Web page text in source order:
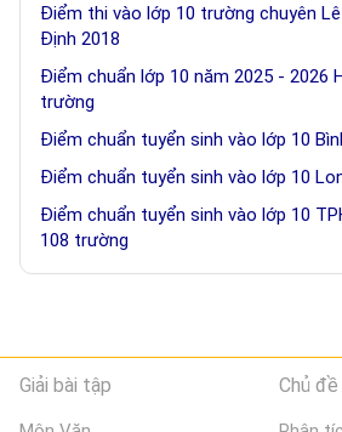
Điểm thi vào lớp 10 trường chuyên
Định 2018
Điểm chuẩn lớp 10 năm 2025 - 2026
trường
Điểm chuẩn tuyển sinh vào lớp 10
Điểm chuẩn tuyển sinh vào lớp 10
Điểm chuẩn tuyển sinh vào lớp 10
108 trường
Giải bài tập Chủ